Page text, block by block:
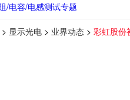
/电容/电感测试专题
> 显示光电 > 业界动态 > 彩虹股份